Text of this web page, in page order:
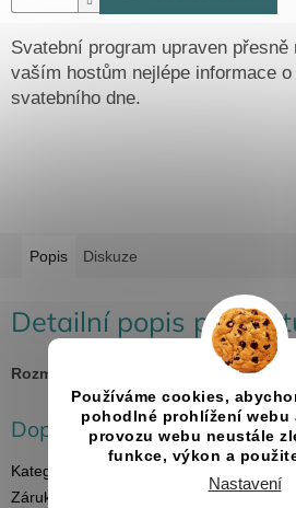
Používáme cookies,
pohodlné prohlížení webu
provozu webu neustále
funkce, výkon a
Nastavení
Svatební program upraven
vaším hostům nejlépe informace
svatebního dne.
Popis Diskuze
Detailní popis
Rozměry:
Doplňkové parametry
Kategorie
Záruka